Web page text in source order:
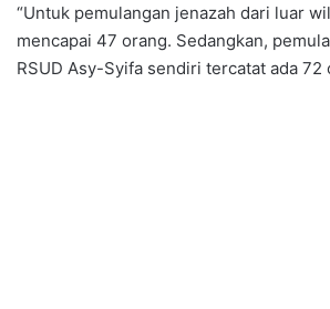
“Untuk pemulangan jenazah dari luar
mencapai 47 orang. Sedangkan,
RSUD Asy-Syifa sendiri tercatat ada 72